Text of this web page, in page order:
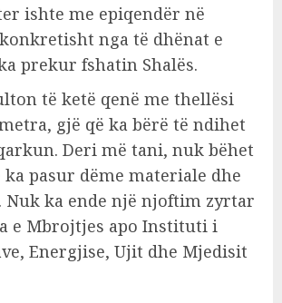
ishte me epiqendër në
nga të dhënat e
prekur fshatin Shalës.
të ketë qenë me thellësi
gjë që ka bërë të ndihet
Deri më tani, nuk bëhet
ka pasur dëme materiale dhe
Nuk ka ende një njoftim zyrtar
e Mbrojtjes apo Instituti i
Energjise, Ujit dhe Mjedisit